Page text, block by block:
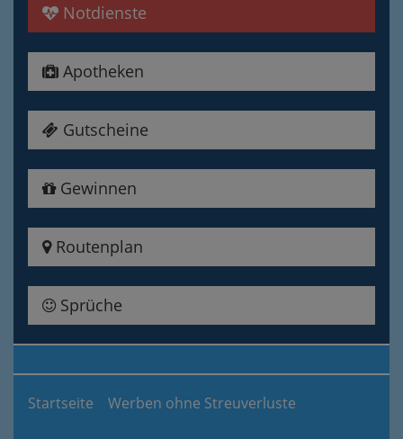
Notdienste
Apotheken
Gutscheine
Gewinnen
Routenplan
Sprüche
Startseite Werben ohne Streuverluste